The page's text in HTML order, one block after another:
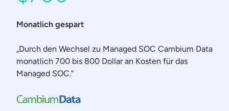
Monatlich gespart
„Durch den Wechsel zu Managed SOC Cambium Data
monatlich 700 bis 800 Dollar an Kosten für das
Managed SOC.“